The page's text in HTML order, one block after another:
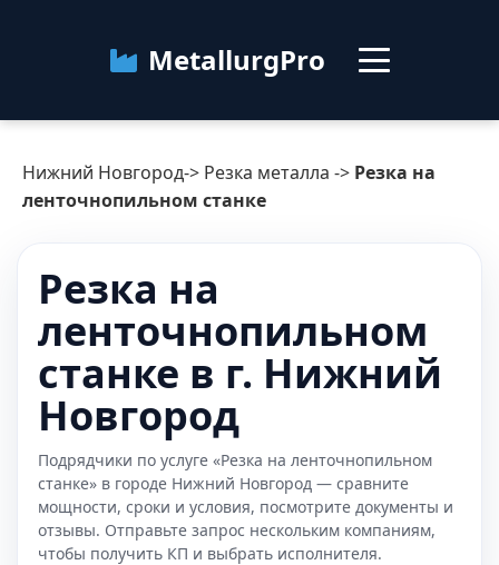
MetallurgPro
Нижний Новгород
Категории
О сервисе Контакты
Нижний Новгород-> Резка металла -> Резка на
ленточнопильном станке
Резка на
ленточнопильном
станке в г. Нижний
Новгород
Подрядчики по услуге «Резка на ленточнопильном
станке» в городе Нижний Новгород — сравните
мощности, сроки и условия, посмотрите документы и
отзывы. Отправьте запрос нескольким компаниям,
чтобы получить КП и выбрать исполнителя.